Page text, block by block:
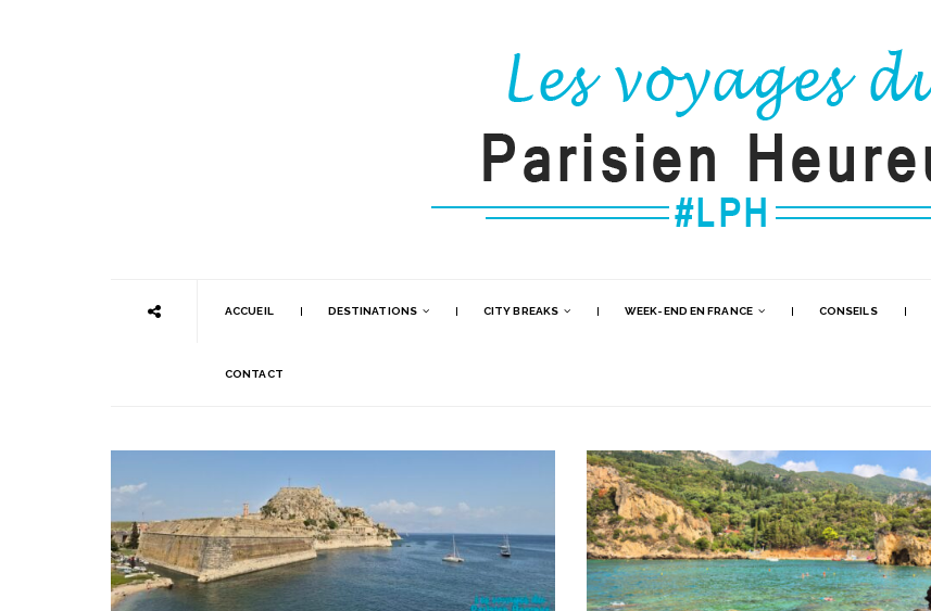
ACCUEIL DESTINATIONS CITY BREAKS WEEK-END EN FRANCE CONSEILS
CONTACT